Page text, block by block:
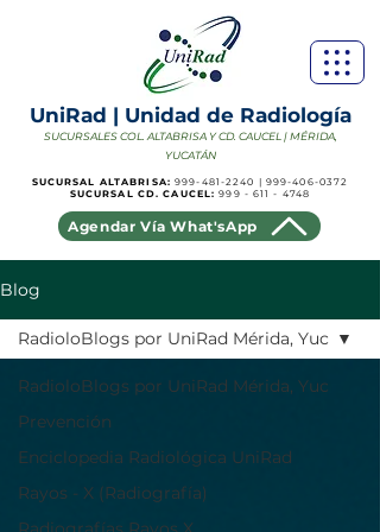
SUCURSAL ALTABRISA:999-481-2240 | 999-406-0372
SUCURSAL CD. CAUCEL:999 - 611 - 4748
UniRad | Unidad de Radiología
SUCURSALES COL. ALTABRISA Y CD. CAUCEL | MÉRIDA,
YUCATÁN
Agendar Vía What'sApp
Blog
RadioloBlogs por UniRad Mérida, Yuc
Prevención
Enciclopedia Radiológica UniRad
Rayos - X (Radiografía)
RadioloBlogs por UniRad Mérida, Yuc